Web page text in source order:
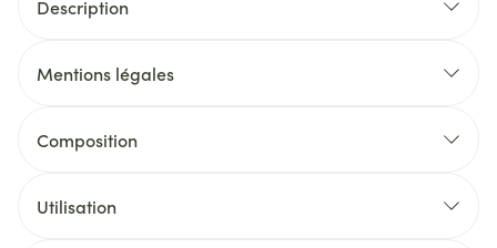
Description
Mentions légales
Composition
Utilisation